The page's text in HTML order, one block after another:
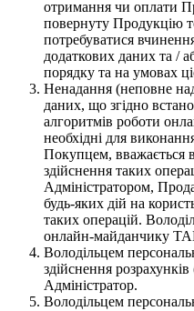
отримання чи оплати
повернуту Продукцію
потребуватися
додаткових даних та /
порядку та на умовах
Ненадання (неповне
даних, що згідно
алгоритмів роботи
необхідні для
Покупцем, вважається
здійснення таких
Адміністратором,
будь-яких дій на
таких операцій.
онлайн-майданчику
Володільцем
здійснення
Адміністратор.
Володільцем